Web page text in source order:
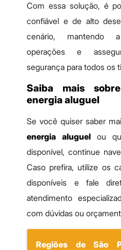
Com essa solução, é
confiável e de alto
cenário, mantendo
operações e
segurança para todos os
Saiba mais
energia aluguel
Se você quiser saber
energia aluguelou
disponível, continue
Caso prefira, utilize os
disponíveis e fale
atendimento
com dúvidas ou
Regiões de São